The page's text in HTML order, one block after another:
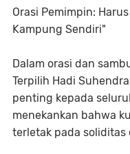
Orasi Pemimpin:
Kampung Sendiri"
Dalam orasi dan
Terpilih Hadi
penting kepada
menekankan bahwa
terletak pada soliditas